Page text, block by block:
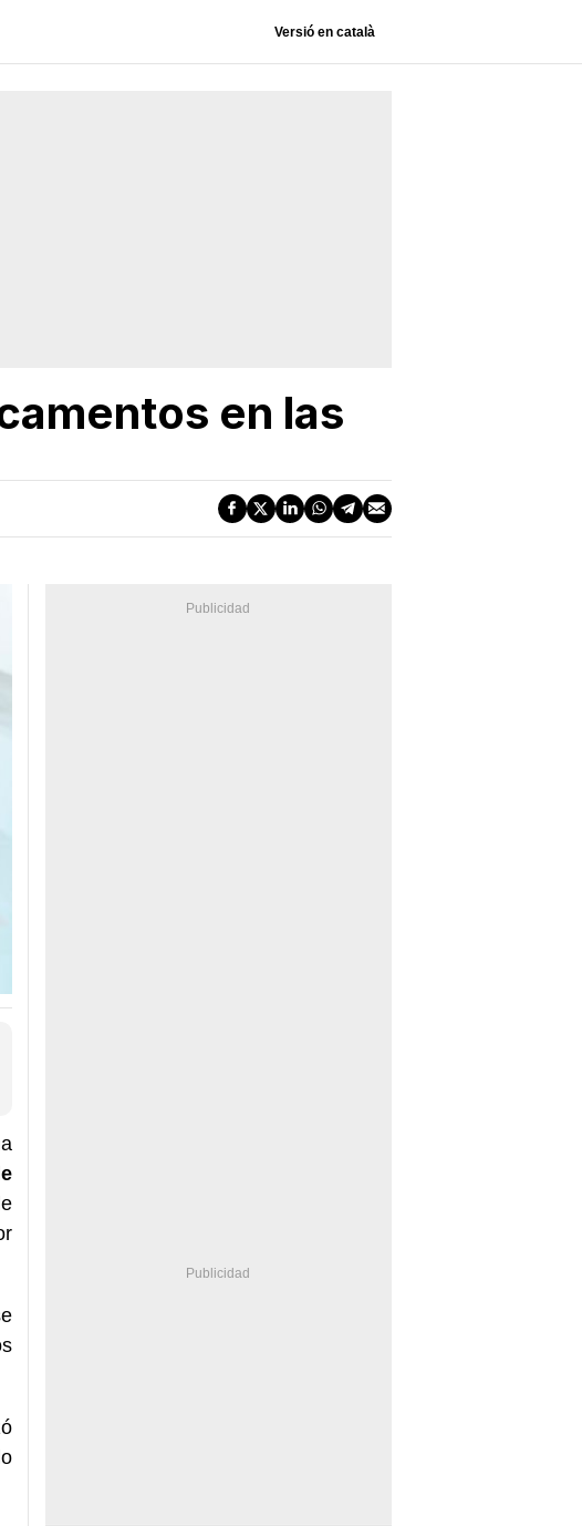
Versió en català
en las